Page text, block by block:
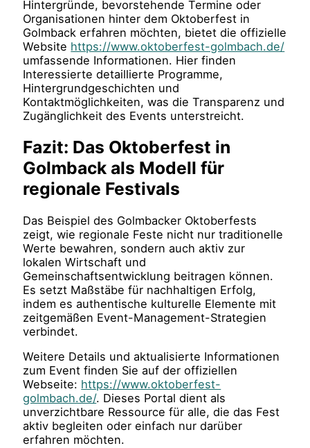
Hintergründe, bevorstehende Termine oder
Organisationen hinter dem Oktoberfest in
Golmback erfahren möchten, bietet die offizielle
Website https://www.oktoberfest-golmbach.de/
umfassende Informationen. Hier finden
Interessierte detaillierte Programme,
Hintergrundgeschichten und
Kontaktmöglichkeiten, was die Transparenz und
Zugänglichkeit des Events unterstreicht.
Fazit: Das Oktoberfest in
Golmback als Modell für
regionale Festivals
Das Beispiel des Golmbacker Oktoberfests
zeigt, wie regionale Feste nicht nur traditionelle
Werte bewahren, sondern auch aktiv zur
lokalen Wirtschaft und
Gemeinschaftsentwicklung beitragen können.
Es setzt Maßstäbe für nachhaltigen Erfolg,
indem es authentische kulturelle Elemente mit
zeitgemäßen Event-Management-Strategien
verbindet.
Weitere Details und aktualisierte Informationen
zum Event finden Sie auf der offiziellen
Webseite: https://www.oktoberfest-
golmbach.de/. Dieses Portal dient als
unverzichtbare Ressource für alle, die das Fest
aktiv begleiten oder einfach nur darüber
erfahren möchten.